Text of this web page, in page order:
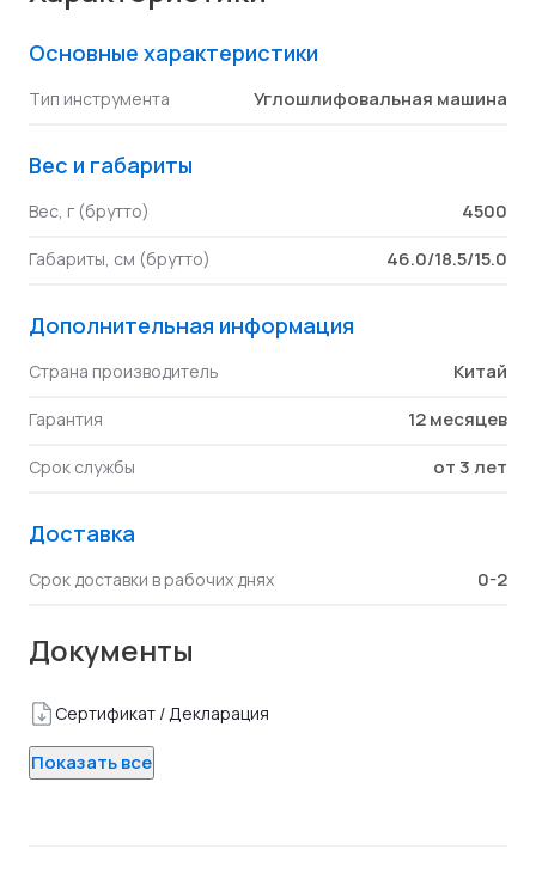
Основные характеристики
Тип инструмента Углошлифовальная машина
Вес и габариты
Вес, г (брутто) 4500
Габариты, см (брутто) 46.0/18.5/15.0
Дополнительная информация
Страна производитель Китай
Гарантия 12 месяцев
Срок службы от 3 лет
Доставка
Срок доставки в рабочих днях 0-2
Документы
Сертификат / Декларация
Показать все